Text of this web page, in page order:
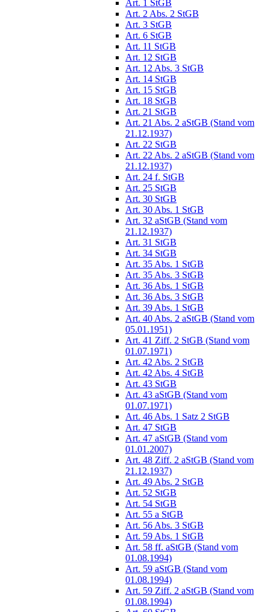
Art. 1 StGB
Art. 2 Abs. 2 StGB
Art. 3 StGB
Art. 6 StGB
Art. 11 StGB
Art. 12 StGB
Art. 12 Abs. 3 StGB
Art. 14 StGB
Art. 15 StGB
Art. 18 StGB
Art. 21 StGB
Art. 21 Abs. 2 aStGB (Stand vom
21.12.1937)
Art. 22 StGB
Art. 22 Abs. 2 aStGB (Stand vom
21.12.1937)
Art. 24 f. StGB
Art. 25 StGB
Art. 30 StGB
Art. 30 Abs. 1 StGB
Art. 32 aStGB (Stand vom
21.12.1937)
Art. 31 StGB
Art. 34 StGB
Art. 35 Abs. 1 StGB
Art. 35 Abs. 3 StGB
Art. 36 Abs. 1 StGB
Art. 36 Abs. 3 StGB
Art. 39 Abs. 1 StGB
Art. 40 Abs. 2 aStGB (Stand vom
05.01.1951)
Art. 41 Ziff. 2 StGB (Stand vom
01.07.1971)
Art. 42 Abs. 2 StGB
Art. 42 Abs. 4 StGB
Art. 43 StGB
Art. 43 aStGB (Stand vom
01.07.1971)
Art. 46 Abs. 1 Satz 2 StGB
Art. 47 StGB
Art. 47 aStGB (Stand vom
01.01.2007)
Art. 48 Ziff. 2 aStGB (Stand vom
21.12.1937)
Art. 49 Abs. 2 StGB
Art. 52 StGB
Art. 54 StGB
Art. 55 a StGB
Art. 56 Abs. 3 StGB
Art. 59 Abs. 1 StGB
Art. 58 ff. aStGB (Stand vom
01.08.1994)
Art. 59 aStGB (Stand vom
01.08.1994)
Art. 59 Ziff. 2 aStGB (Stand vom
01.08.1994)